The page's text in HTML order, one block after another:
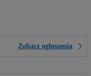
Zobacz ogłoszenia